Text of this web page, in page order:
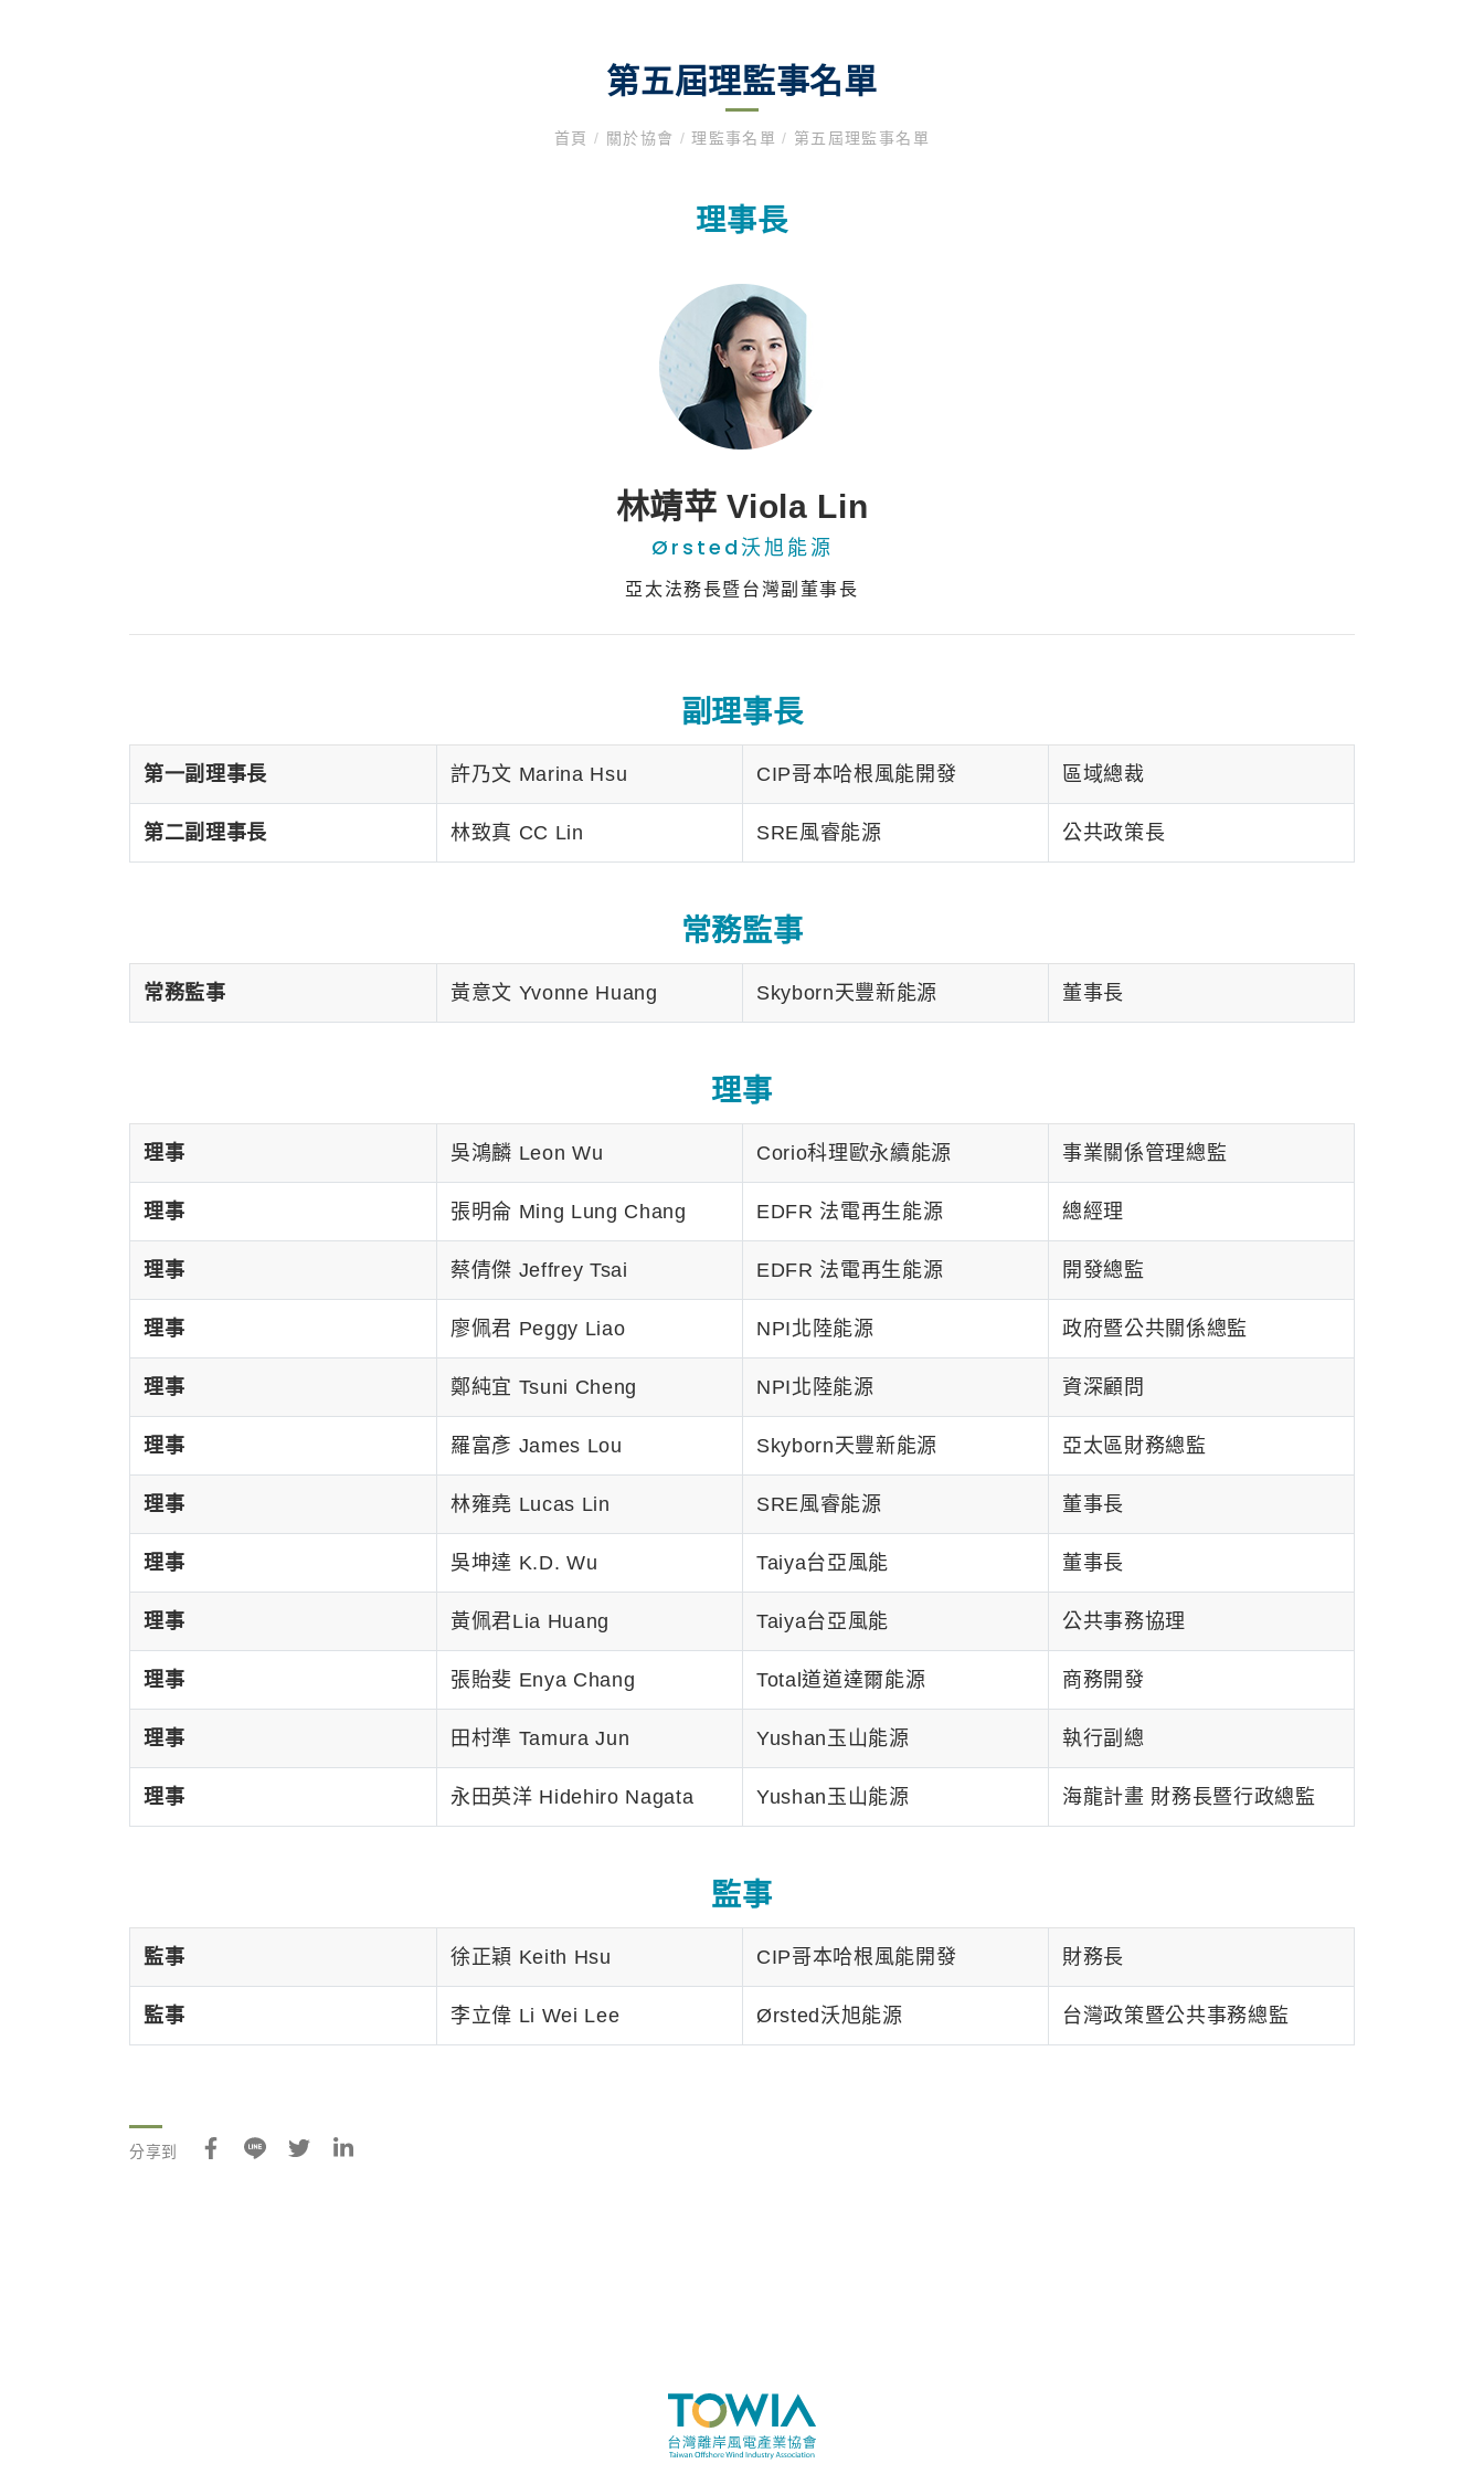
第五屆理監事名單
首頁/ 關於協會 / 理監事名單/ 第五屆理監事名單
理事長
林靖苹 Viola Lin
Ørsted沃旭能源
亞太法務長暨台灣副董事長
副理事長
第一副理事長 許乃文 Marina Hsu CIP哥本哈根風能開發 區域總裁
第二副理事長 林致真 CC Lin SRE風睿能源 公共政策長
常務監事
常務監事 黃意文 Yvonne Huang Skyborn天豐新能源 董事長
理事
理事 吳鴻麟 Leon Wu Corio科理歐永續能源 事業關係管理總監
理事 張明侖 Ming Lung Chang EDFR 法電再生能源 總經理
理事 蔡倩傑 Jeffrey Tsai EDFR 法電再生能源 開發總監
理事 廖佩君 Peggy Liao NPI北陸能源 政府暨公共關係總監
理事 鄭純宜 Tsuni Cheng NPI北陸能源 資深顧問
理事 羅富彥 James Lou Skyborn天豐新能源 亞太區財務總監
理事 林雍堯 Lucas Lin SRE風睿能源 董事長
理事 吳坤達 K.D. Wu Taiya台亞風能 董事長
理事 黃佩君Lia Huang Taiya台亞風能 公共事務協理
理事 張貽斐 Enya Chang Total道道達爾能源 商務開發
理事 田村準 Tamura Jun Yushan玉山能源 執行副總
理事 永田英洋 Hidehiro Nagata Yushan玉山能源 海龍計畫 財務長暨行政總監
監事
監事 徐正穎 Keith Hsu CIP哥本哈根風能開發 財務長
監事 李立偉 Li Wei Lee Ørsted沃旭能源 台灣政策暨公共事務總監
分享到